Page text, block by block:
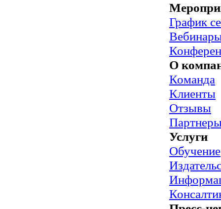
График
О
Команда
Клиенты
Отзывы
Услуги
Обучение